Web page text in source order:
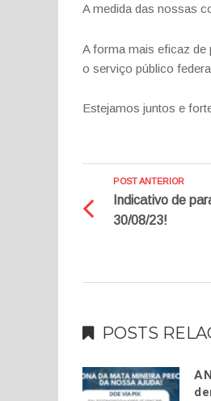
A medida das nossas
A forma mais eficaz de
o serviço público
Estejamos juntos e
POST ANTERIOR
Indicativo de
30/08/23!
POSTS